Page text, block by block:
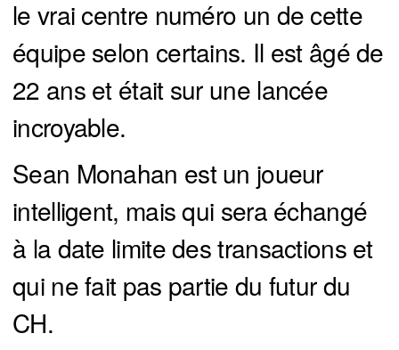
le vrai centre numéro un de cette
équipe selon certains. Il est âgé de
22 ans et était sur une lancée
incroyable.
Sean Monahan est un joueur
intelligent, mais qui sera échangé
à la date limite des transactions et
qui ne fait pas partie du futur du
CH.